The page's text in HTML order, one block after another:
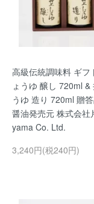
高級伝統調味料 ギフ
ょうゆ 醸し 720ml &
うゆ 造り 720ml 贈
醤油発売元 株式会社
yama Co. Ltd.
3,240円(税240円)